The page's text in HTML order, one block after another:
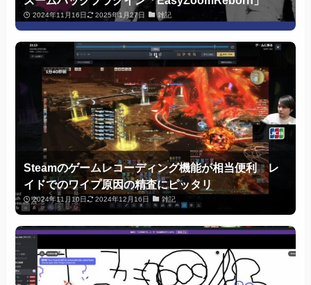
2024年11月16日 2025年1月27日 雑記
Steamのゲームレコーディング機能が相当便利 レ
イドでのワイプ原因の精査にピッタリ
2024年11月10日 2024年12月16日 雑記